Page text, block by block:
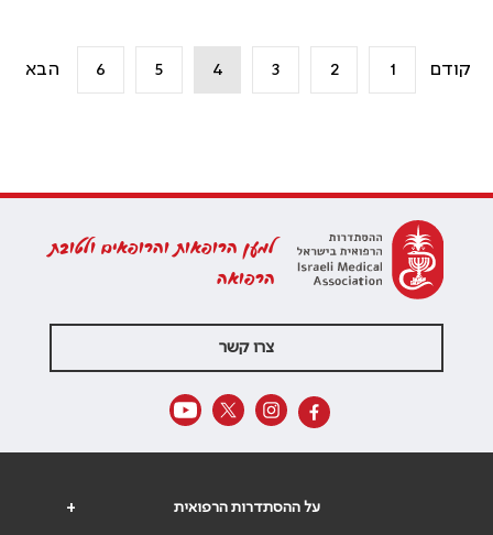
קודם 1
2
3
4
5
6 הבא
למען הרופאות והרופאים ולטובת
הרפואה
צרו קשר
+ על ההסתדרות הרפואית